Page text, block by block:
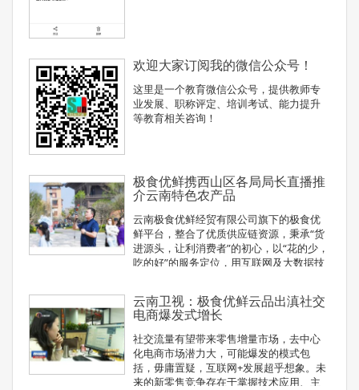
欢迎大家订阅我的微信公众号！
这里是一个教育微信公众号，提供教师专
业发展、职称评定、培训考试、能力提升
等教育相关咨询！
极食优鲜携西山区各局局长直播推
介云南特色农产品
云南极食优鲜经贸有限公司旗下的极食优
鲜平台，整合了优质供应链资源，秉承“货
进源头，让利消费者”的初心，以“花的少，
吃的好”的服务定位，用互联网及大数据技
云南卫视：极食优鲜云品出滇社交
电商爆发式增长
社交流量有望带来零售增量市场，去中心
化电商市场潜力大，可能爆发的模式包
括，毋庸置疑，互联网+发展超乎想象。未
来的新零售竞争存在于掌握技术应用、主